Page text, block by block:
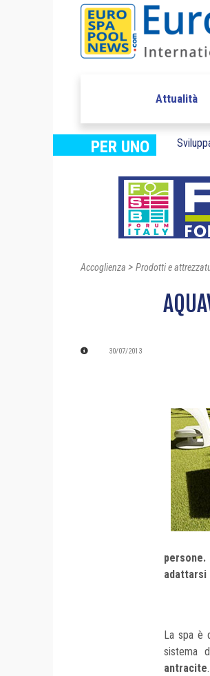
Attualità
PER UNO
Accoglienza > Prodotti e
30/07/2013
adattarsi
La spa è
sistema
antracite.